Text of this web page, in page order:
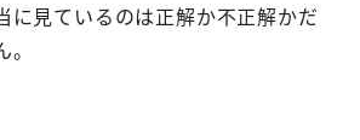
に見ているのは正解か不正解かだ